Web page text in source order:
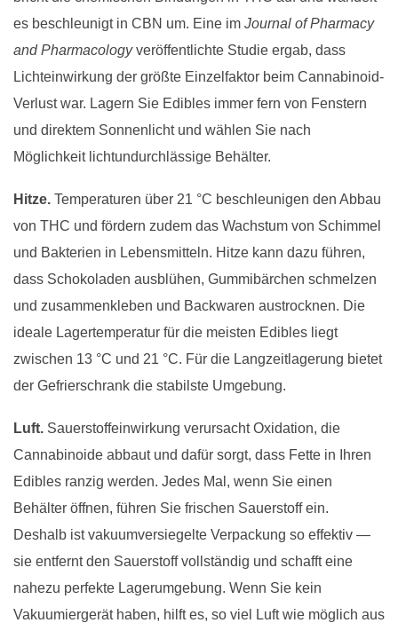
es beschleunigt in CBN um. Eine im Journal of Pharmacy
and Pharmacologyveröffentlichte Studie ergab, dass
Lichteinwirkung der größte Einzelfaktor beim Cannabinoid-
Verlust war. Lagern Sie Edibles immer fern von Fenstern
und direktem Sonnenlicht und wählen Sie nach
Möglichkeit lichtundurchlässige Behälter.
Hitze. Temperaturen über 21 °C beschleunigen den Abbau
von THC und fördern zudem das Wachstum von Schimmel
und Bakterien in Lebensmitteln. Hitze kann dazu führen,
dass Schokoladen ausblühen, Gummibärchen schmelzen
und zusammenkleben und Backwaren austrocknen. Die
ideale Lagertemperatur für die meisten Edibles liegt
zwischen 13 °C und 21 °C. Für die Langzeitlagerung bietet
der Gefrierschrank die stabilste Umgebung.
Luft. Sauerstoffeinwirkung verursacht Oxidation, die
Cannabinoide abbaut und dafür sorgt, dass Fette in Ihren
Edibles ranzig werden. Jedes Mal, wenn Sie einen
Behälter öffnen, führen Sie frischen Sauerstoff ein.
Deshalb ist vakuumversiegelte Verpackung so effektiv —
sie entfernt den Sauerstoff vollständig und schafft eine
nahezu perfekte Lagerumgebung. Wenn Sie kein
Vakuumiergerät haben, hilft es, so viel Luft wie möglich aus